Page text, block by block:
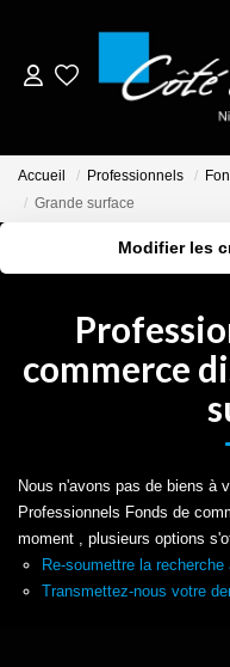
Accueil Professionnels
Grande surface
Modifier les
Surface min
commerce
Nous n'avons pas de biens à
Professionnels Fonds de
moment , plusieurs options
Re-soumettre la
Transmettez-nous votre